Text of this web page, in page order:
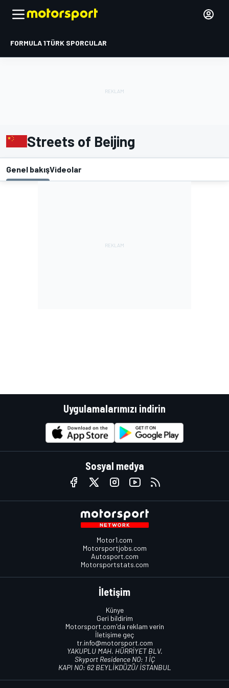
FORMULA 1TÜRK SPORCULAR
Streets of Beijing
Genel bakışVideolar
Uygulamalarımızı indirin
Sosyal medya
Motor1.com
Motorsportjobs.com
Autosport.com
Motorsportstats.com
İletişim
Künye
Geri bildirim
Motorsport.com'da reklam verin
İletişime geç
tr.info@motorsport.com
YAKUPLU MAH. HÜRRİYET BLV.
Skyport Residence NO: 1 İÇ
KAPI NO: 62 BEYLİKDÜZÜ/ İSTANBUL